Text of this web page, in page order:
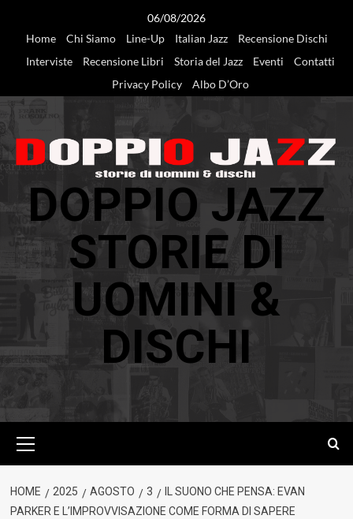
06/08/2026
Home
Chi Siamo Line-Up Italian Jazz
Recensione Dischi
Interviste
Recensione Libri Storia del Jazz Eventi
Contatti
Privacy Policy
Albo D’Oro
DOPPIO JAZZ
STORIE DI
UOMINI &
DISCHI
principale
HOME 2025 AGOSTO 3
IL SUONO CHE PENSA: EVAN
PARKER E L’IMPROVVISAZIONE COME FORMA DI SAPERE